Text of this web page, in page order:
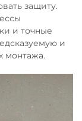
защиту.
и точные
и
монтажа.